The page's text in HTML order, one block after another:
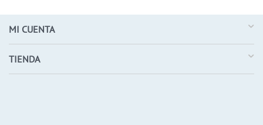
MI CUENTA
TIENDA